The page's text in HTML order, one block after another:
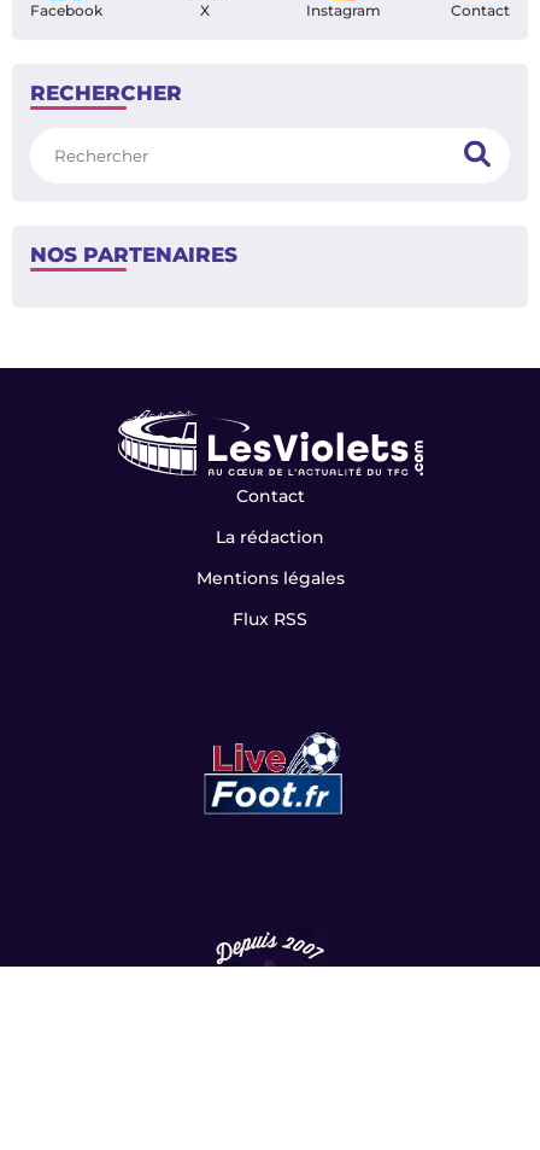
Facebook X Instagram Contact
RECHERCHER
NOS PARTENAIRES
Contact
La rédaction
Mentions légales
Flux RSS